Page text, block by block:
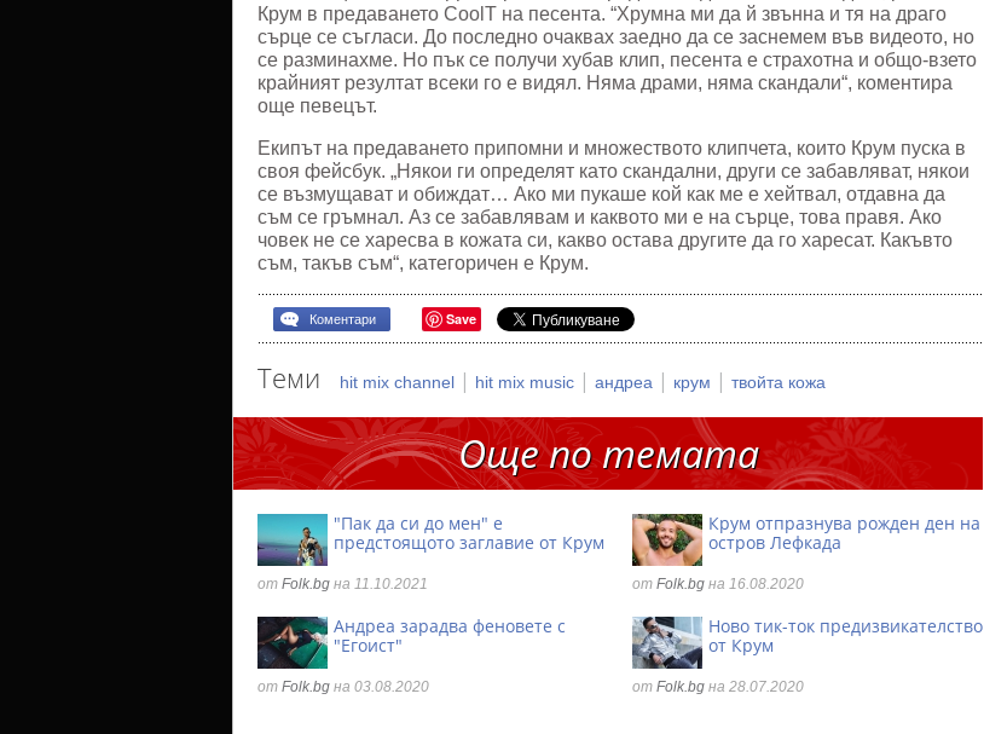
Крум в предаването CoolT на песента. “Хрумна ми да й звънна и тя на драго
сърце се съгласи. До последно очаквах заедно да се заснемем във видеото, но
се разминахме. Но пък се получи хубав клип, песента е страхотна и общо-взето
крайният резултат всеки го е видял. Няма драми, няма скандали“, коментира
още певецът.
Екипът на предаването припомни и множеството клипчета, които Крум пуска в
своя фейсбук. „Някои ги определят като скандални, други се забавляват, някои
се възмущават и обиждат… Ако ми пукаше кой как ме е хейтвал, отдавна да
съм се гръмнал. Аз се забавлявам и каквото ми е на сърце, това правя. Ако
човек не се харесва в кожата си, какво остава другите да го харесат. Какъвто
съм, такъв съм“, категоричен е Крум.
Коментари Save
Теми hit mix channel | hit mix music | андреа | крум | твойта кожа
Още по темата
"Пак да си до мен" е
предстоящото заглавие от Крум
от Folk.bg на 11.10.2021
Крум отпразнува рожден ден на
остров Лефкада
от Folk.bg на 16.08.2020
Андреа зарадва феновете с
"Егоист"
от Folk.bg на 03.08.2020
Ново тик-ток предизвикателство
от Крум
от Folk.bg на 28.07.2020